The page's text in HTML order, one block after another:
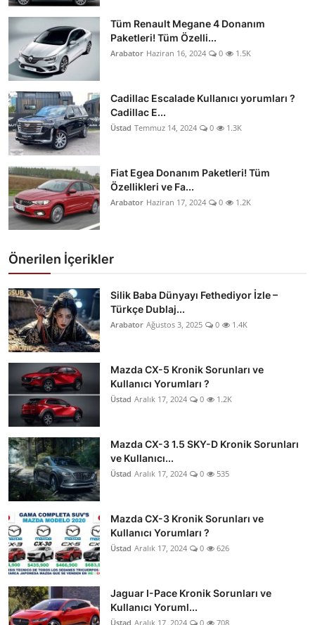
Tüm Renault Megane 4 Donanım
Paketleri! Tüm Özelli...
Arabator Haziran 16, 2024 0 1.5K
Cadillac Escalade Kullanıcı yorumları ?
Cadillac E...
Üstad Temmuz 14, 2024 0 1.3K
Fiat Egea Donanım Paketleri! Tüm
Özellikleri ve Fa...
Arabator Haziran 17, 2024 0 1.2K
Önerilen İçerikler
Silik Baba Dünyayı Fethediyor İzle –
Türkçe Dublaj...
Arabator Ağustos 3, 2025 0 1.4K
Mazda CX-5 Kronik Sorunları ve
Kullanıcı Yorumları ?
Üstad Aralık 17, 2024 0 1.2K
Mazda CX-3 1.5 SKY-D Kronik Sorunları
ve Kullanıcı...
Üstad Aralık 17, 2024 0 535
Mazda CX-3 Kronik Sorunları ve
Kullanıcı Yorumları ?
Üstad Aralık 17, 2024 0 626
Jaguar I-Pace Kronik Sorunları ve
Kullanıcı Yoruml...
Üstad Aralık 17, 2024 0 708